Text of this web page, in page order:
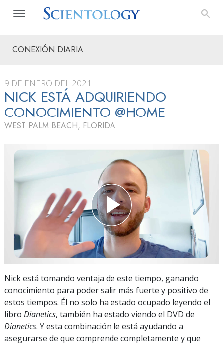
CONEXIÓN DIARIA
9 DE ENERO DEL 2021
NICK ESTÁ ADQUIRIENDO
CONOCIMIENTO @HOME
WEST PALM BEACH, FLORIDA
Nick está tomando ventaja de este tiempo, ganando
conocimiento para poder salir más fuerte y positivo de
estos tiempos. Él no solo ha estado ocupado leyendo el
libro Dianetics, también ha estado viendo el DVD de
Dianetics. Y esta combinación le está ayudando a
asegurarse de que comprende completamente y que